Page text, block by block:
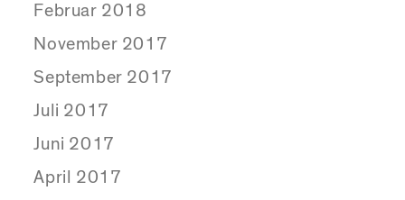
Februar 2018
November 2017
September 2017
Juli 2017
Juni 2017
April 2017